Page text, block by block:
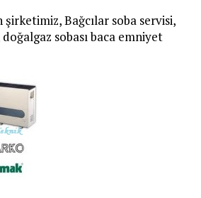
Bağcılar soba servisi,
sobası baca emniyet